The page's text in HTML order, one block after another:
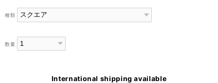
種類
数量
International shipping available